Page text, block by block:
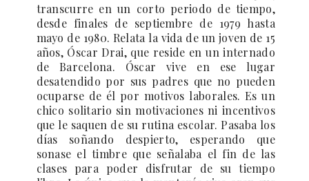
transcurre en un corto periodo de tiempo,
desde finales de septiembre de 1979 hasta
mayo de 1980. Relata la vida de un joven de 15
años, Óscar Drai, que reside en un internado
de Barcelona. Óscar vive en ese lugar
desatendido por sus padres que no pueden
ocuparse de él por motivos laborales. Es un
chico solitario sin motivaciones ni incentivos
que le saquen de su rutina escolar. Pasaba los
días soñando despierto, esperando que
sonase el timbre que señalaba el fin de las
clases para poder disfrutar de su tiempo